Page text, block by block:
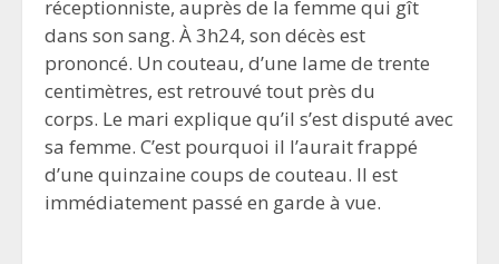
réceptionniste, auprès de la femme qui gît
dans son sang. À 3h24, son décès est
prononcé. Un couteau, d’une lame de trente
centimètres, est retrouvé tout près du
corps. Le mari explique qu’il s’est disputé avec
sa femme. C’est pourquoi il l’aurait frappé
d’une quinzaine coups de couteau. Il est
immédiatement passé en garde à vue.